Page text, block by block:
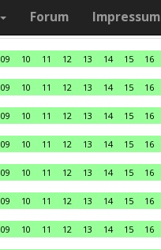
Forum Impressum
09 10 11 12 13 14 15 16
09 10 11 12 13 14 15 16
09 10 11 12 13 14 15 16
09 10 11 12 13 14 15 16
09 10 11 12 13 14 15 16
09 10 11 12 13 14 15 16
09 10 11 12 13 14 15 16